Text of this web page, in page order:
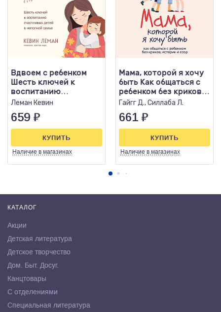
Вдвоем с ребенком
Шесть ключей к
воспитанию
счастливых детей в
Леман Кевин
659 ₽
Наличие в магазинах
КУПИТЬ
Мама, которой я хочу
быть Как общаться с
ребенком без криков,
истерик и ссор
Гайгг Д., Силлаба Л.
661 ₽
Наличие в магазинах
КУПИТЬ
КАТАЛОГ
Акции
Детская литература
Детское творчество
Дом. Быт. Досуг.
Канцтовары
С отделениями
Специальная литература